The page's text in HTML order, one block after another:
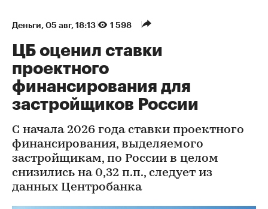
Деньги 05 авг, 18:13 1 598
ЦБ оценил ставки
проектного
финансирования для
застройщиков России
С начала 2026 года ставки проектного
финансирования, выделяемого
застройщикам, по России в целом
снизились на 0,32 п.п., следует из
данных Центробанка